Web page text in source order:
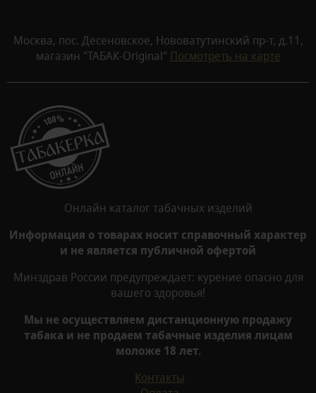
Москва, пос. Десеновское, Нововатутинский пр-т, д.11,
магазин "ТАБАК-Original" Посмотреть на карте
Онлайн каталог табачных изделий
Информация о товарах носит справочный характер
и не является публичной офертой
Минздрав России предупреждает: курение опасно для
вашего здоровья!
Мы не осуществляем дистанционную продажу
табака и не продаем табачные изделия лицам
моложе 18 лет.
Контакты